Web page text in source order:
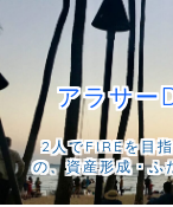
アラサー
2人でFIREを目
の、資産形成・ふ